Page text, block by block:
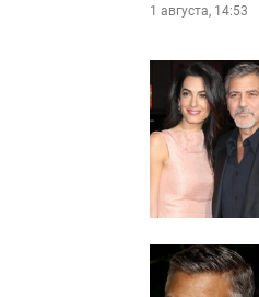
1 августа, 14:53